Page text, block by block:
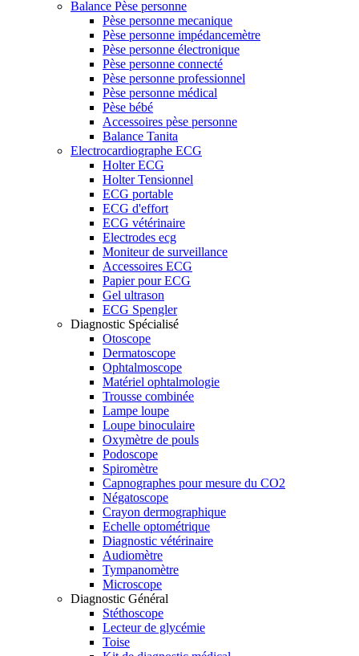
Balance Pèse personne
Pèse personne mecanique
Pèse personne impédancemètre
Pèse personne électronique
Pèse personne connecté
Pèse personne professionnel
Pèse personne médical
Pèse bébé
Accessoires pèse personne
Balance Tanita
Electrocardiographe ECG
Holter ECG
Holter Tensionnel
ECG portable
ECG d'effort
ECG vétérinaire
Electrodes ecg
Moniteur de surveillance
Accessoires ECG
Papier pour ECG
Gel ultrason
ECG Spengler
Diagnostic Spécialisé
Otoscope
Dermatoscope
Ophtalmoscope
Matériel ophtalmologie
Trousse combinée
Lampe loupe
Loupe binoculaire
Oxymètre de pouls
Podoscope
Spiromètre
Capnographes pour mesure du CO2
Négatoscope
Crayon dermographique
Echelle optométrique
Diagnostic vétérinaire
Audiomètre
Tympanomètre
Microscope
Diagnostic Général
Stéthoscope
Lecteur de glycémie
Toise